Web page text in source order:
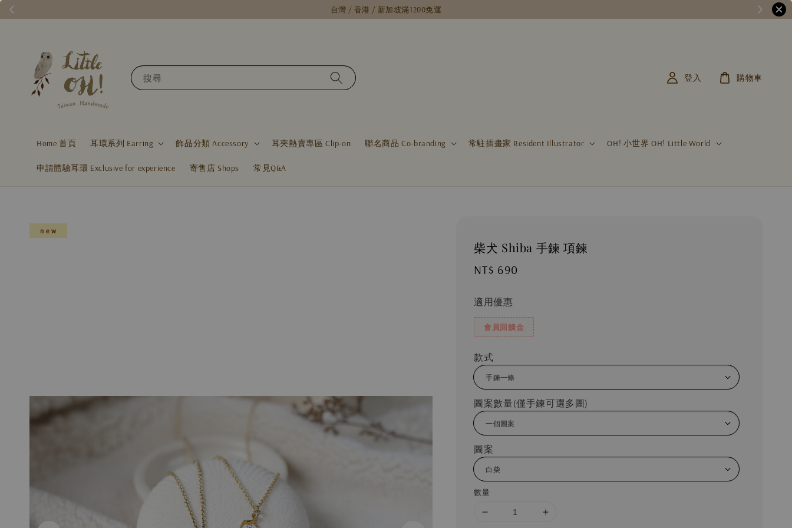
台灣 / 香港 / 新加坡滿1200免運
搜尋
Home 首頁 耳環系列 Earring 飾品分類 Accessory 耳夾熱賣專區 Clip-on 聯名商品 Co-branding 常駐插畫家 Resident Illustrator OH! 小世界 OH! Little World
申請體驗耳環 Exclusive for experience 寄售店 Shops 常見Q&A
登入 購物車
n e w
柴犬 Shiba 手鍊 項鍊
Regular
NT$ 690
適用優惠
會員回饋金
款式
圖案數量(僅手鍊可選多圖)
圖案
數量